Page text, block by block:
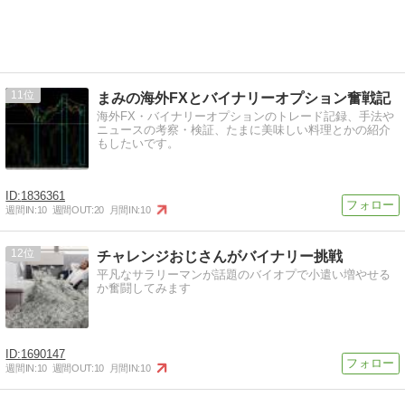
11 まみの海外FXとバイナリーオプション奮戦記
海外FX・バイナリーオプションのトレード記録、手法や
ニュースの考察・検証、たまに美味しい料理とかの紹介
もしたいです。
1836361
週間IN:10 週間OUT:20 月間IN:10
12 チャレンジおじさんがバイナリー挑戦
平凡なサラリーマンが話題のバイオプで小遣い増やせる
か奮闘してみます
1690147
週間IN:10 週間OUT:10 月間IN:10